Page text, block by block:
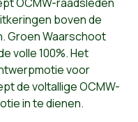
boven de
Groen Waarschoot
volle 100%. Het
voor
de voltallige OCMW-
in te dienen.